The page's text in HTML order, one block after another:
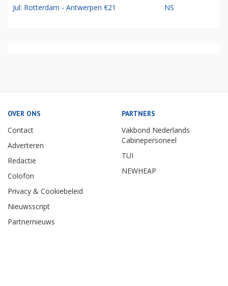
Jul: Rotterdam - Antwerpen €21 NS
OVER ONS
Contact
Adverteren
Redactie
Colofon
Privacy & Cookiebeleid
Nieuwsscript
Partnernieuws
PARTNERS
Vakbond Nederlands
Cabinepersoneel
TUI
NEWHEAP